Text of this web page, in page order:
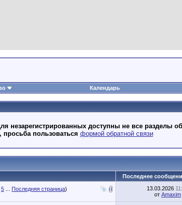
Календарь
доступны не все разделы
пользоваться формой обратной связи
Последнее
5 Последняя страница)
13.03.2026
от Amaxim